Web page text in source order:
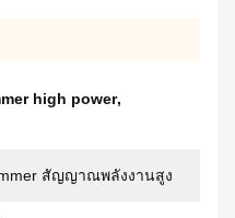
high power,
สัญญาณพลังงานสูง